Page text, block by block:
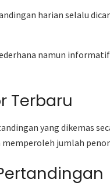
harian selalu
namun
Terbaru
yang dikemas
memperoleh jumlah